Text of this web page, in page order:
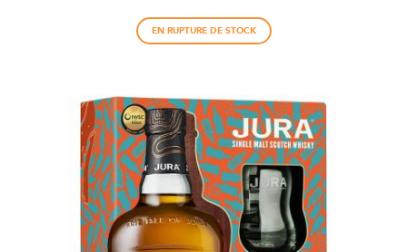
EN RUPTURE DE STOCK